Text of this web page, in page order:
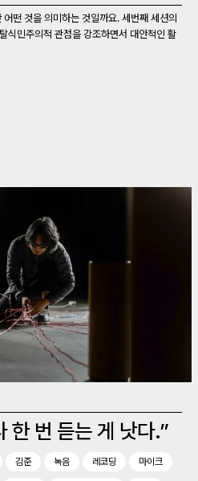
어떤 것을 의미하는 것일까요. 세번째 세션의
식민주의적 관점을 강조하면서 대안적인 활
한 번 듣는 게 낫다.”
김준 녹음 레코딩 마이크